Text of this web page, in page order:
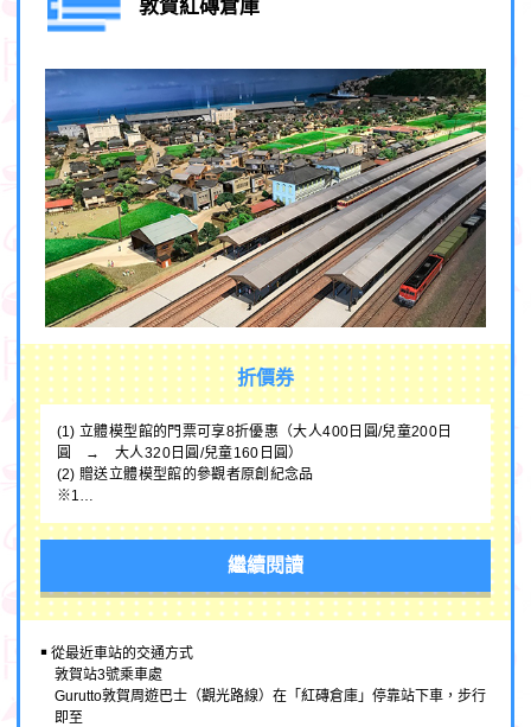
敦賀紅磚倉庫
折價券
(1) 立體模型館的門票可享8折優惠（大人400日圓/兒童200日
圓 → 大人320日圓/兒童160日圓）
(2) 贈送立體模型館的參觀者原創紀念品
※1…
繼續閱讀
￭ 從最近車站的交通方式
敦賀站3號乘車處
Gurutto敦賀周遊巴士（觀光路線）在「紅磚倉庫」停靠站下車，步行
即至